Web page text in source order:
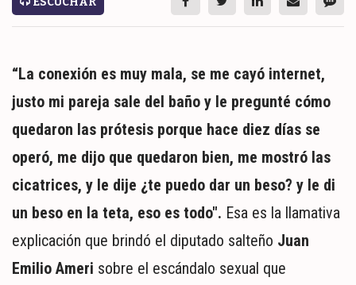
MUNDO
POLÍTICA
POLICIALES
DEPORTES
REGIONALES
SOCIEDAD
“La conexión es muy mala, se me cayó internet,
justo mi pareja sale del baño y le pregunté cómo
quedaron las prótesis porque hace diez días se
operó, me dijo que quedaron bien, me mostró las
cicatrices, y le dije ¿te puedo dar un beso? y le di
un beso en la teta, eso es todo". Esa es la llamativa
explicación que brindó el diputado salteño Juan
Emilio Ameri sobre el escándalo sexual que